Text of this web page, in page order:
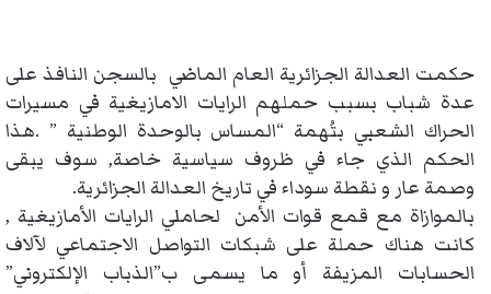
حكمت العدالة الجزائرية العام الماضي بالسجن النافذ على
عدة شباب بسبب حملهم الرايات الامازيغية في مسيرات
الحراك الشعبي بتُهمة “المساس بالوحدة الوطنية ” .هذا
الحكم الذي جاء في ظروف سياسية خاصة, سوف يبقى
وصمة عار و نقطة سوداء في تاريخ العدالة الجزائرية.
بالموازاة مع قمع قوات الأمن لحاملي الرايات الأمازيغية ,
كانت هناك حملة على شبكات التواصل الاجتماعي لآلاف
الحسابات المزيفة أو ما يسمى ب”الذباب الإلكتروني”